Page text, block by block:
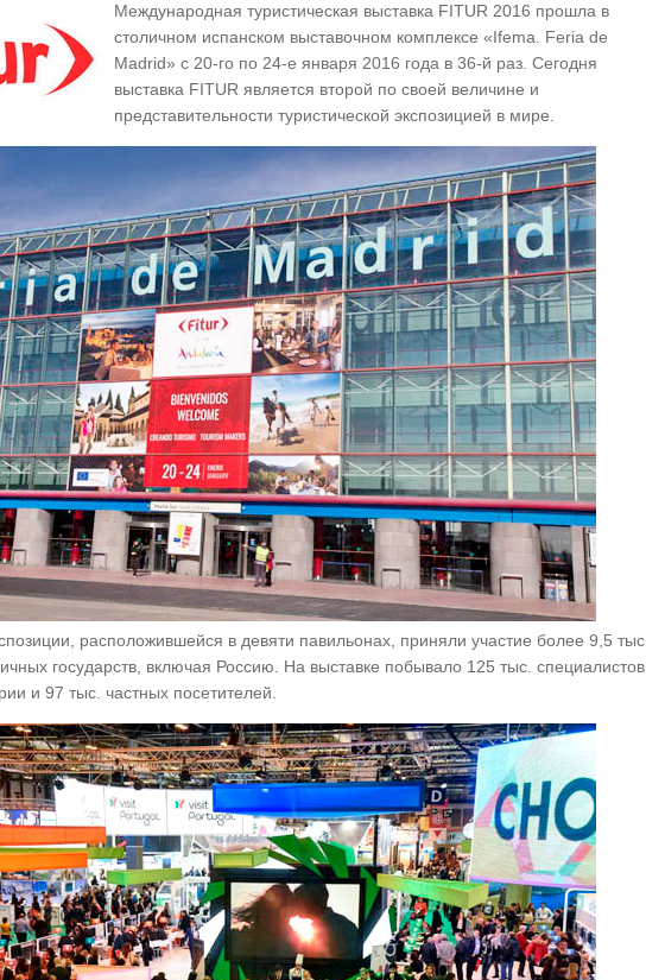
Международная туристическая выставка FITUR 2016 прошла в
столичном испанском выставочном комплексе «Ifema. Feria de
Madrid» с 20-го по 24-е января 2016 года в 36-й раз. Сегодня
выставка FITUR является второй по своей величине и
представительности туристической экспозицией в мире.
расположившейся в девяти павильонах, приняли участие более 9,5 тыс.
государств, включая Россию. На выставке побывало 125 тыс. специалистов
и 97 тыс. частных посетителей.